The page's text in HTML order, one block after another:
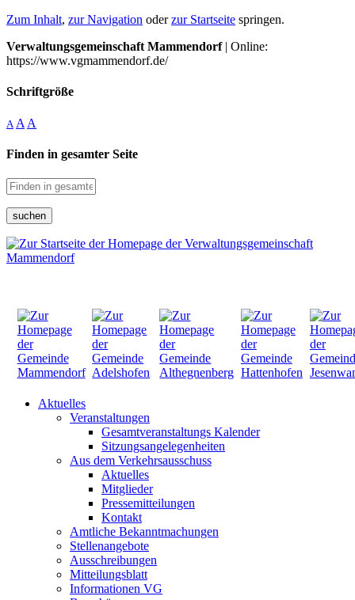
Zum Inhalt, zur Navigation oderzur Startseite springen.
Verwaltungsgemeinschaft Mammendorf| Online:
https://www.vgmammendorf.de/
Schriftgröße
A A A
Finden in gesamter Seite
suchen
Aktuelles
Veranstaltungen
Gesamtveranstaltungs Kalender
Sitzungsangelegenheiten
Aus dem Verkehrsausschuss
Aktuelles
Mitglieder
Pressemitteilungen
Kontakt
Amtliche Bekanntmachungen
Stellenangebote
Ausschreibungen
Mitteilungsblatt
Informationen VG